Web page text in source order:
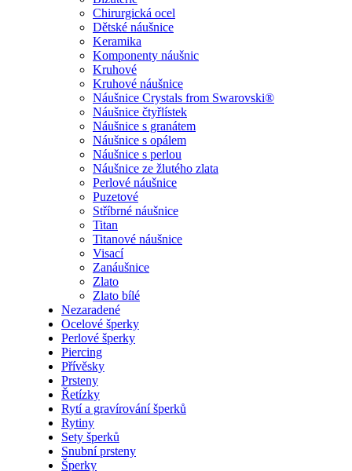
Chirurgická ocel
Dětské náušnice
Keramika
Komponenty náušnic
Kruhové
Kruhové náušnice
Náušnice Crystals from Swarovski®
Náušnice čtyřlístek
Náušnice s granátem
Náušnice s opálem
Náušnice s perlou
Náušnice ze žlutého zlata
Perlové náušnice
Puzetové
Stříbrné náušnice
Titan
Titanové náušnice
Visací
Zanáušnice
Zlato
Zlato bílé
Nezaradené
Ocelové šperky
Perlové šperky
Piercing
Přívěsky
Prsteny
Řetízky
Rytí a gravírování šperků
Rytiny
Sety šperků
Snubní prsteny
Šperky